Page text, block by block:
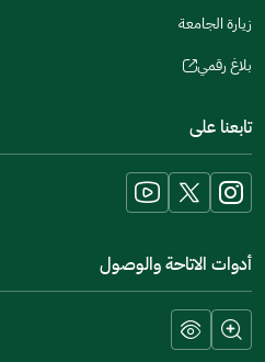
زيارة الجامعة
بلاغ رقمي
(opens
new
window)
تابعنا على
أدوات الاتاحة والوصول